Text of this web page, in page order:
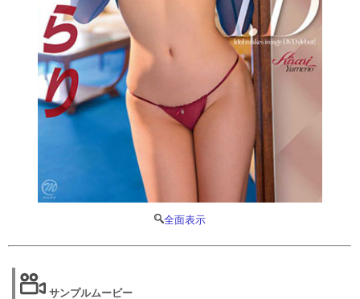
全面表示
サンプルムービー